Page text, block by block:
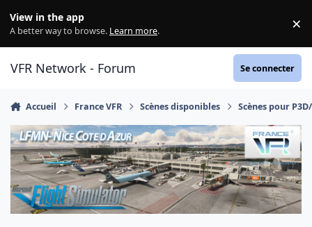
View in the app
A better way to browse. Learn more. ×
VFR Network - Forum Se connecter
Accueil France VFR Scènes disponibles Scènes pour